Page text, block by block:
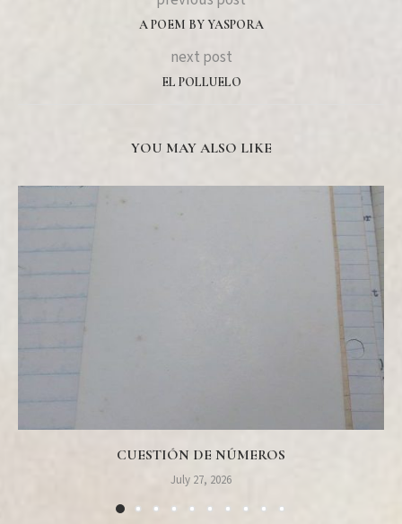
A POEM BY YASPORA
next post
EL POLLUELO
YOU MAY ALSO LIKE
CUESTIÓN DE NÚMEROS
July 27, 2026